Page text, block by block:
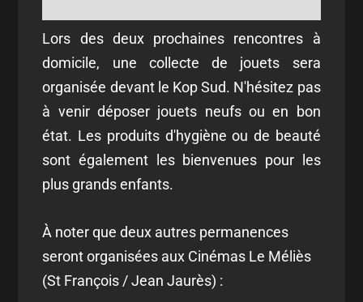
Lors des deux prochaines rencontres à
domicile, une collecte de jouets sera
organisée devant le Kop Sud. N'hésitez pas
à venir déposer jouets neufs ou en bon
état. Les produits d'hygiène ou de beauté
sont également les bienvenues pour les
plus grands enfants.
À noter que deux autres permanences
seront organisées aux Cinémas Le Méliès
(St François / Jean Jaurès) :